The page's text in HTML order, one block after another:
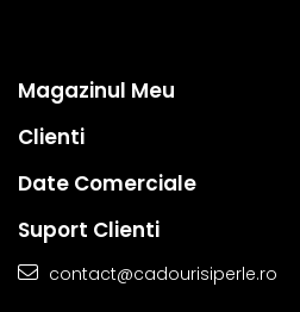
Magazinul Meu
Clienti
Date Comerciale
Suport Clienti
contact@cadourisiperle.ro